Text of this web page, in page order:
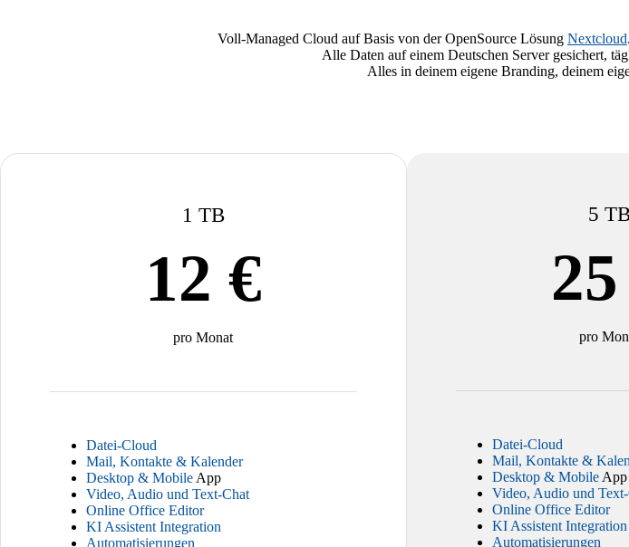
Voll-Managed Cloud auf Basis von der OpenSource Lösung Nextcloud
Alle Daten auf einem Deutschen Server gesichert,
Alles in deinem eigene Branding, deinem
1 TB
12 €
pro Monat
Datei-Cloud
Mail, Kontakte & Kalender
Desktop & Mobile App
Video, Audio und Text-Chat
Online Office Editor
KI Assistent Integration
Automatisierungen
5
pro
Datei-Cloud
Mail, Kontakte &
Desktop & Mobile App
Video, Audio und
Online Office Editor
KI Assistent Integration
Automatisierungen